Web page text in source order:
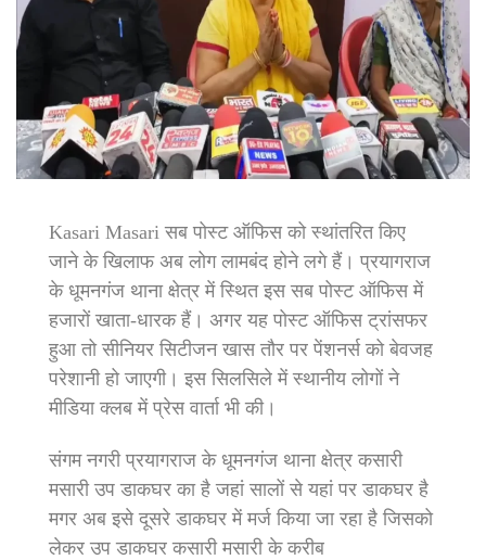
Kasari Masari सब पोस्ट ऑफिस को स्थांतरित किए
जाने के खिलाफ अब लोग लामबंद होने लगे हैं। प्रयागराज
के धूमनगंज थाना क्षेत्र में स्थित इस सब पोस्ट ऑफिस में
हजारों खाता-धारक हैं। अगर यह पोस्ट ऑफिस ट्रांसफर
हुआ तो सीनियर सिटीजन खास तौर पर पेंशनर्स को बेवजह
परेशानी हो जाएगी। इस सिलसिले में स्थानीय लोगों ने
मीडिया क्लब में प्रेस वार्ता भी की।
संगम नगरी प्रयागराज के धूमनगंज थाना क्षेत्र कसारी
मसारी उप डाकघर का है जहां सालों से यहां पर डाकघर है
मगर अब इसे दूसरे डाकघर में मर्ज किया जा रहा है जिसको
लेकर उप डाकघर कसारी मसारी के करीब